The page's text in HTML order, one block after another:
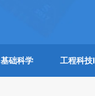
基础科学 工程科技I